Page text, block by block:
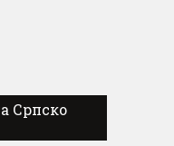
Српско